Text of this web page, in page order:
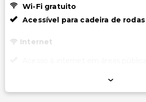
Wi-Fi gratuito
Acessível para cadeira de rodas
Internet